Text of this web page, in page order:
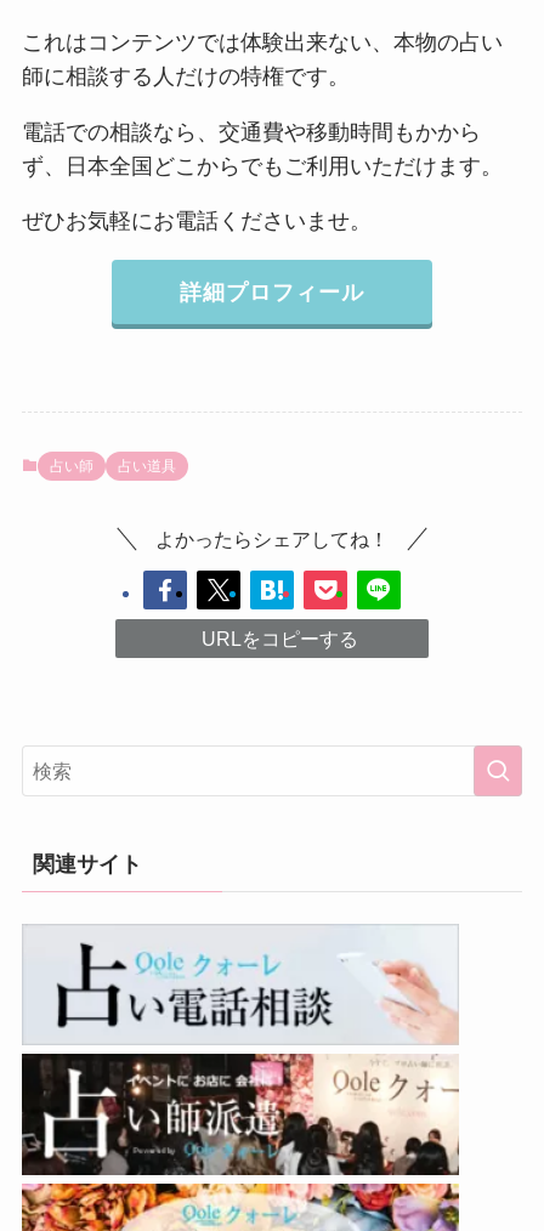
これはコンテンツでは体験出来ない、本物の占い
師に相談する人だけの特権です。
電話での相談なら、交通費や移動時間もかから
ず、日本全国どこからでもご利用いただけます。
ぜひお気軽にお電話くださいませ。
詳細プロフィール
占い師 占い道具
よかったらシェアしてね！
URLをコピーする
関連サイト